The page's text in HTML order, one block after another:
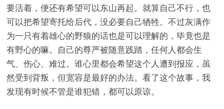
要活着，便还有希望可以东山再起。就算自己不行，也
可以把希望寄托给后代，没必要自己牺牲。不过灰满作
为一只有着雄心的野狼的话也是可以理解的，毕竟也是
有野心的嘛。自己的尊严被随意践踏，任何人都会生
气、伤心、难过。谁心里都会希望这个人遭到报应，虽
然受到背叛，但宽容是最好的办法。看了这个故事，我
发现有时候不管是谁犯错，都可以原谅。